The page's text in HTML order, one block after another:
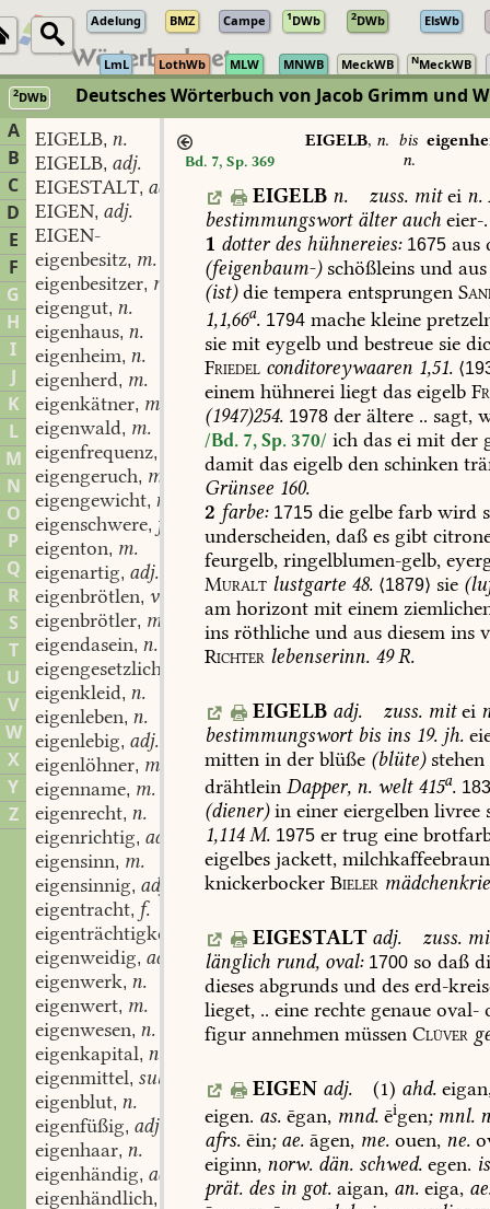
Adelung BMZ Campe 1DWb 2DWb ElsWb
LmL LothWb MLW MNWB MeckWB NMeckWB
2DWb Deutsches Wörterbuch von Jacob Grimm und
A
B
C
D
E
F
G
H
I
J
K
L
M
N
O
P
Q
R
S
T
U
V
W
X
Y
Z
EIGELB, n.
EIGELB, adj.
EIGESTALT, adj.
EIGEN, adj.
EIGEN-
eigenbesitz, m.
eigenbesitzer, m.
eigengut, n.
eigenhaus, n.
eigenheim, n.
eigenherd, m.
eigenkätner, m.
eigenwald, m.
eigenfrequenz,
eigengeruch, m.
eigengewicht, n.
eigenschwere, f.
eigenton, m.
eigenartig, adj.
eigenbrötlen, vb.
eigenbrötler, m.
eigendasein, n.
eigengesetzlich
eigenkleid, n.
eigenleben, n.
eigenlebig, adj.
eigenlöhner, m.
eigenname, m.
eigenrecht, n.
eigenrichtig, adj.
eigensinn, m.
eigensinnig, adj.
eigentracht, f.
eigenträchtigkeit
eigenweidig, adj.
eigenwerk, n.
eigenwert, m.
eigenwesen, n.
eigenkapital, n.
eigenmittel, subst. pl.
eigenblut, n.
eigenfüßig, adj.
eigenhaar, n.
eigenhändig, adj.
eigenhändlich,
Bd. 7, Sp. 369
EIGELB, n. bis
n.
EIGELB n. zuss.mitei n.
bestimmungswortälterauch eier-.
1 dotterdes hühnereies: 1675 aus
(feigenbaum-)schößleins und aus
(ist)die tempera entsprungen
1,1,66a. 1794 mache kleine
sie mit eygelb und bestreue sie
Friedel conditoreywaaren 1,51.
einem hühnerei liegt das eigelb
(1947)254. 1978 der ältere .. sagt,
/Bd. 7, Sp. 370/ ich das ei mit der
damit das eigelb den schinken
Grünsee 160.
2 farbe: 1715 die gelbe farb wird
underscheiden, daß es gibt
feurgelb, ringelblumen-gelb,
Muralt lustgarte 48. ⟨1879⟩ sie (
am horizont mit einem
ins röthliche und aus diesem ins
Richter lebenserinn. 49R.
EIGELB adj. zuss.mitei
bestimmungswortbis ins 19. jh.
mitten in der blüße (blüte)stehen
drähtlein Dapper, n. welt415a.
(diener)in einer eiergelben livree
1,114M. 1975 er trug eine
eigelbes jackett,
knickerbocker Bieler
EIGESTALT adj. zuss.
länglich rund, oval: 1700 so daß
dieses abgrunds und des erd-
lieget, .. eine rechte genaue oval-
figur annehmen müssen Clüver
EIGEN adj. (1) ahd.
eigen. as. ēgan, mnd. ēigen;mnl.
afrs. ēin;ae. āgen, me. ouen, ne.
eiginn, norw. dän. schwed. egen.
prät. des in got. aigan, an. eiga,